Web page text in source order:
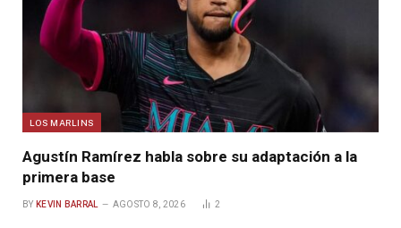
LOS MARLINS
Agustín Ramírez habla sobre su adaptación a la
primera base
BY KEVIN BARRAL AGOSTO 8, 2026 2